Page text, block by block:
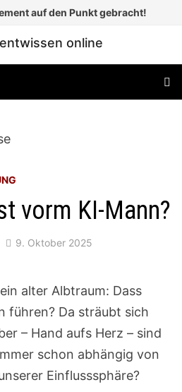
auf den Punkt gebracht!
online
vorm KI-Mann?
9. Oktober 2025
alter Albtraum: Dass
führen? Da sträubt sich
– Hand aufs Herz – sind
schon abhängig von
Einflusssphäre?